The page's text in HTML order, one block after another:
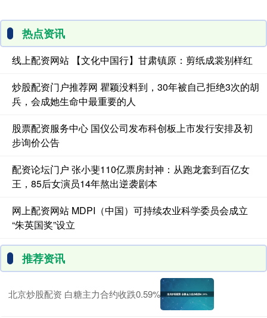
热点资讯
线上配资网站 【文化中国行】甘肃镇原：剪纸成裳别样红
炒股配资门户推荐网 瞿颖没料到，30年被自己拒绝3次的胡
兵，会成她生命中最重要的人
股票配资服务中心 国仪公司发布科创板上市发行安排及初
步询价公告
配资论坛门户 张小斐110亿票房封神：从跑龙套到百亿女
王，85后女演员14年熬出逆袭剧本
网上配资网站 MDPI（中国）可持续农业科学委员会成立
“朱英国奖”设立
推荐资讯
北京炒股配资 白糖主力合约收跌0.59%